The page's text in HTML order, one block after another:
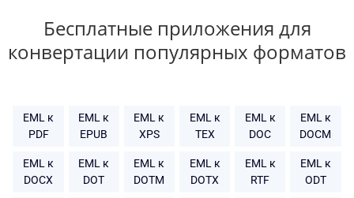
Бесплатные приложения для
конвертации популярных форматов
EML к
PDF
EML к
EPUB
EML к
XPS
EML к
TEX
EML к
DOC
EML к
DOCM
EML к
DOCX
EML к
DOT
EML к
DOTM
EML к
DOTX
EML к
RTF
EML к
ODT